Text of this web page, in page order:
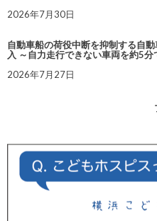
2026年7月30日
自動車船の荷役中断を抑制する自
入 ～自力走行できない車両を約5分
2026年7月27日